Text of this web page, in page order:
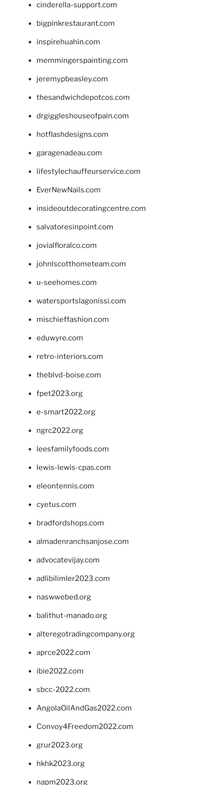
cinderella-support.com
bigpinkrestaurant.com
inspirehuahin.com
memmingerspainting.com
jeremypbeasley.com
thesandwichdepotcos.com
drgiggleshouseofpain.com
hotflashdesigns.com
garagenadeau.com
lifestylechauffeurservice.com
EverNewNails.com
insideoutdecoratingcentre.com
salvatoresinpoint.com
jovialfloralco.com
johnlscotthometeam.com
u-seehomes.com
watersportslagonissi.com
mischieffashion.com
eduwyre.com
retro-interiors.com
theblvd-boise.com
fpet2023.org
e-smart2022.org
ngrc2022.org
leesfamilyfoods.com
lewis-lewis-cpas.com
eleontennis.com
cyetus.com
bradfordshops.com
almadenranchsanjose.com
advocatevijay.com
adlibilimler2023.com
naswwebed.org
balithut-manado.org
alteregotradingcompany.org
aprce2022.com
ibie2022.com
sbcc-2022.com
AngolaOilAndGas2022.com
Convoy4Freedom2022.com
grur2023.org
hkhk2023.org
napm2023.org